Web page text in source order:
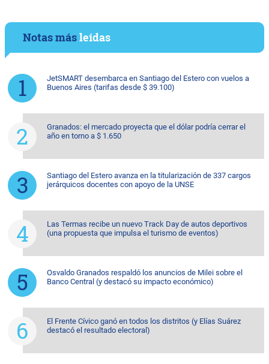
Notas másleídas
JetSMART desembarca en Santiago del Estero con vuelos a
Buenos Aires (tarifas desde $ 39.100)
Granados: el mercado proyecta que el dólar podría cerrar el
año en torno a $ 1.650
Santiago del Estero avanza en la titularización de 337 cargos
jerárquicos docentes con apoyo de la UNSE
Las Termas recibe un nuevo Track Day de autos deportivos
(una propuesta que impulsa el turismo de eventos)
Osvaldo Granados respaldó los anuncios de Milei sobre el
Banco Central (y destacó su impacto económico)
El Frente Cívico ganó en todos los distritos (y Elías Suárez
destacó el resultado electoral)